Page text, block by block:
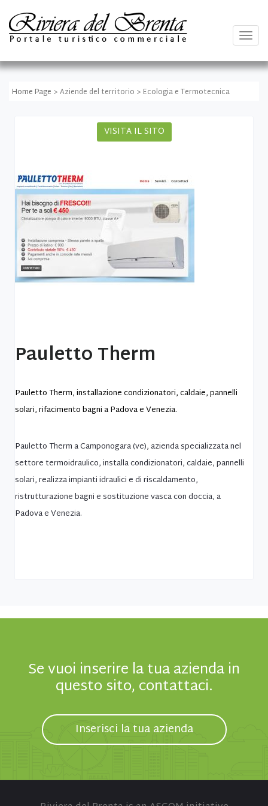
Home Page > Aziende del territorio > Ecologia e Termotecnica
VISITA IL SITO
Pauletto Therm
Pauletto Therm, installazione condizionatori, caldaie, pannelli
solari, rifacimento bagni a Padova e Venezia.
Pauletto Therm a Camponogara (ve), azienda specializzata nel
settore termoidraulico, installa condizionatori, caldaie, pannelli
solari, realizza impianti idraulici e di riscaldamento,
ristrutturazione bagni e sostituzione vasca con doccia, a
Padova e Venezia.
Se vuoi inserire la tua azienda in
questo sito, contattaci.
Inserisci la tua azienda